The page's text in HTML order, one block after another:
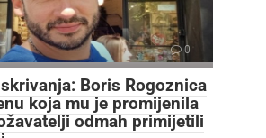
0
Boris Rogoznica
koja mu je promijenila
odmah primijetili